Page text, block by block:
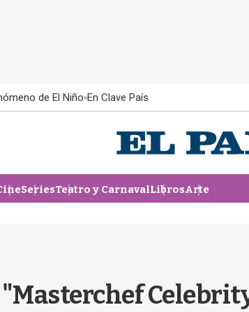
de El Niño En Clave País
SeriesTeatro y CarnavalLibrosArte
"Masterchef